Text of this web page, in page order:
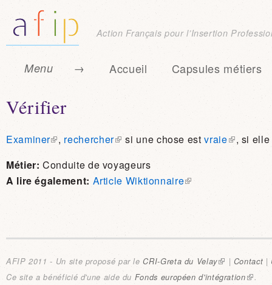
Action Français pour l’Insertion
Menu → Accueil Capsules métiers
Vérifier
Examiner(link is external)
, rechercher(link is external)
si une chose estvraie(link is
, si
Métier:Conduite de voyageurs
A lire également: Article Wiktionnaire(link is external)
AFIP 2011 - Un site proposé par leCRI-Greta du Velay(link is
| Contact |
Ce site a bénéficié d'une aide du Fonds européen d'intégration(link
.